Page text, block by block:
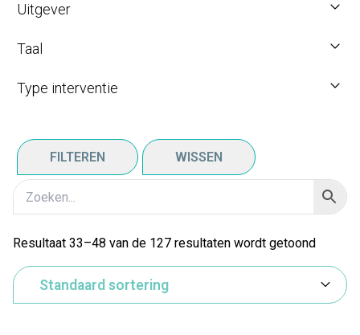
Uitgever
Taal
Type interventie
FILTEREN WISSEN
Resultaat 33–48 van de 127 resultaten wordt getoond